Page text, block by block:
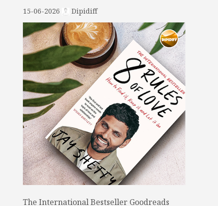
15-06-2026 Dipidiff
The International Bestseller Goodreads